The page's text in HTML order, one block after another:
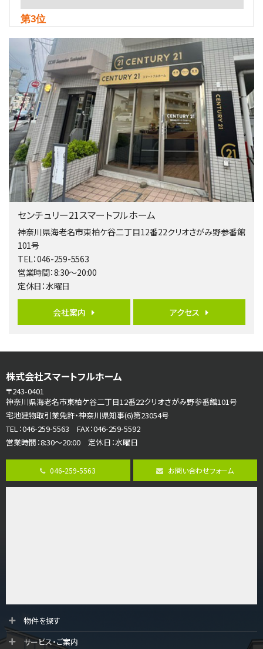
第3位
4ＬＤＫ
淵野辺駅
歩17分
南側道路に面しており日当たり良好。 キッチンから…
第4位
3,680万円
4ＳＬＤＫ
海老名駅
バ15分・歩1分
リビングダイニング部分の床暖房完備 車並列2台駐…
第5位
4,190万円
バ14分・ 歩4分
LDK約20帖とゆとりある広さ！WIC、SICの…
第6位
4ＬＤＫ
長後駅
海老名駅
バ18分 歩6分
開放感のある角地区画。車３台並列駐車可能です。 …
第8位
3,180万円
3ＬＤＫ
海老名駅
第10位
3,680万円
センチュリー21スマートフルホーム
神奈川県海老名市東柏ケ谷二丁目12番22クリオさがみ野参番館
101号
TEL：046-259-5563
営業時間：8:30～20:00
定休日：水曜日
会社案内 アクセス
株式会社スマートフルホーム
〒243-0401
神奈川県海老名市東柏ケ谷二丁目12番22クリオさがみ野参番館101号
宅地建物取引業免許・神奈川県知事(6)第23054号
TEL：046-259-5563 FAX：046-259-5592
営業時間：8:30～20:00 定休日：水曜日
046-259-5563 お問い合わせフォーム
物件を探す
サービス・ご案内